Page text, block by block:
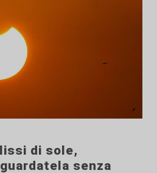
di sole,
senza